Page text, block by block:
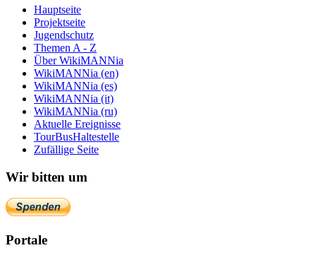
Hauptseite
Projektseite
Jugendschutz
Themen A - Z
Über WikiMANNia
WikiMANNia (en)
WikiMANNia (es)
WikiMANNia (it)
WikiMANNia (ru)
Aktuelle Ereignisse
TourBusHaltestelle
Zufällige Seite
Wir bitten um
Portale